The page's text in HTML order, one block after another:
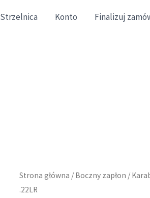
Strzelnica Konto Finalizuj
Strona główna / Boczny zapłon /
.22LR